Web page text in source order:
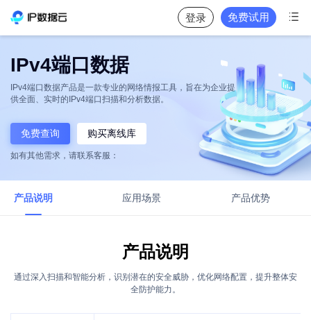
登录 免费试用 
IPv4端口数据
IPv4端口数据产品是一款专业的网络情报工具，旨在为企业提
供全面、实时的IPv4端口扫描和分析数据。
免费查询 购买离线库
如有其他需求，请联系客服：
产品说明 应用场景 产品优势
产品说明
通过深入扫描和智能分析，识别潜在的安全威胁，优化网络配置，提升整体安
全防护能力。